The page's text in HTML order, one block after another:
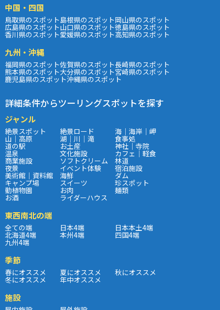
中国・四国
鳥取県のスポット島根県のスポット岡山県のスポット
広島県のスポット山口県のスポット徳島県のスポット
香川県のスポット愛媛県のスポット高知県のスポット
九州・沖縄
福岡県のスポット佐賀県のスポット長崎県のスポット
熊本県のスポット大分県のスポット宮崎県のスポット
鹿児島県のスポット沖縄県のスポット
詳細条件からツーリングスポットを探す
ジャンル
絶景スポット 絶景ロード 海｜海岸｜岬
山｜高原 湖｜川｜滝 食事処
道の駅 お土産 神社｜寺院
温泉 文化施設 カフェ｜軽食
商業施設 ソフトクリーム 林道
夜景 イベント体験 宿泊施設
美術館｜資料館 海鮮 ダム
キャンプ場 スイーツ 珍スポット
動植物園 お肉 麺類
お酒 ライダーハウス
東西南北の端
全ての端 日本4端 日本本土4端
北海道4端 本州4端 四国4端
九州4端
季節
春にオススメ 夏にオススメ 秋にオススメ
冬にオススメ 年中オススメ
施設